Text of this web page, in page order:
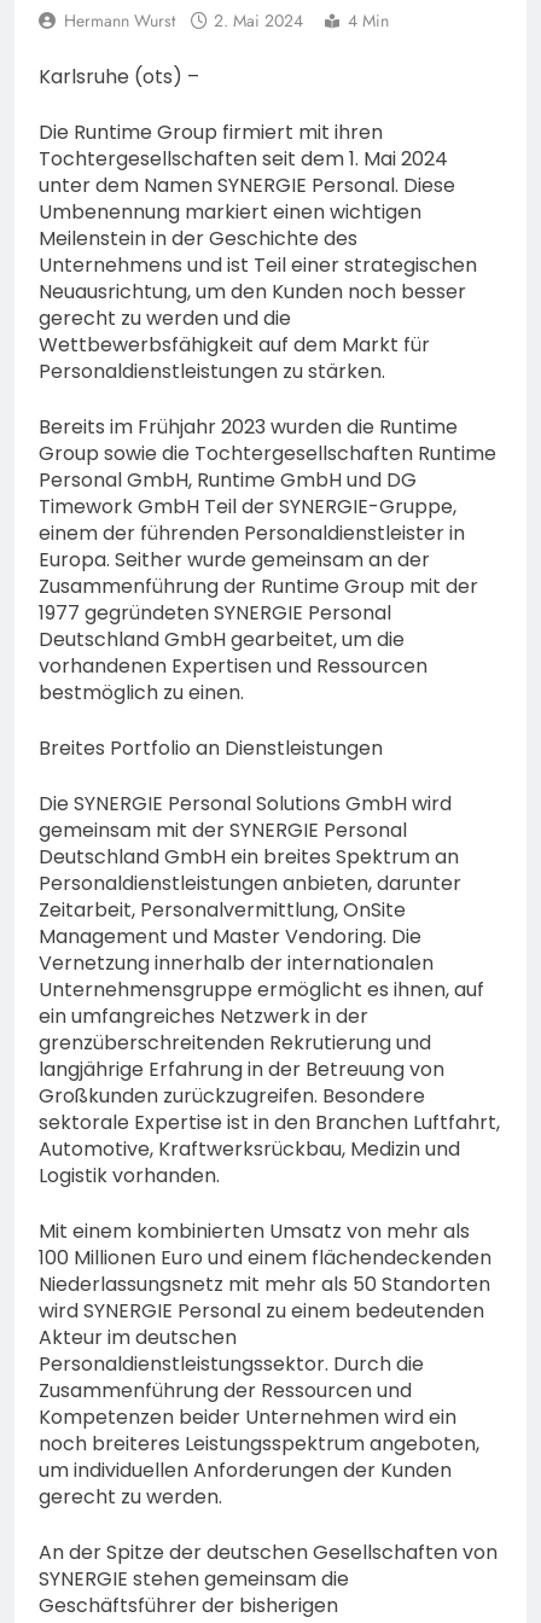
H. weiterhin vermisst –
6. August 2026
Hermann Wurst 2. Mai 2024 4 Min
Karlsruhe (ots) –
Die Runtime Group firmiert mit ihren
Tochtergesellschaften seit dem 1. Mai 2024
unter dem Namen SYNERGIE Personal. Diese
Umbenennung markiert einen wichtigen
Meilenstein in der Geschichte des
Unternehmens und ist Teil einer strategischen
Neuausrichtung, um den Kunden noch besser
gerecht zu werden und die
Wettbewerbsfähigkeit auf dem Markt für
Personaldienstleistungen zu stärken.
Bereits im Frühjahr 2023 wurden die Runtime
Group sowie die Tochtergesellschaften Runtime
Personal GmbH, Runtime GmbH und DG
Timework GmbH Teil der SYNERGIE-Gruppe,
einem der führenden Personaldienstleister in
Europa. Seither wurde gemeinsam an der
Zusammenführung der Runtime Group mit der
1977 gegründeten SYNERGIE Personal
Deutschland GmbH gearbeitet, um die
vorhandenen Expertisen und Ressourcen
bestmöglich zu einen.
Breites Portfolio an Dienstleistungen
Die SYNERGIE Personal Solutions GmbH wird
gemeinsam mit der SYNERGIE Personal
Deutschland GmbH ein breites Spektrum an
Personaldienstleistungen anbieten, darunter
Zeitarbeit, Personalvermittlung, OnSite
Management und Master Vendoring. Die
Vernetzung innerhalb der internationalen
Unternehmensgruppe ermöglicht es ihnen, auf
ein umfangreiches Netzwerk in der
grenzüberschreitenden Rekrutierung und
langjährige Erfahrung in der Betreuung von
Großkunden zurückzugreifen. Besondere
sektorale Expertise ist in den Branchen Luftfahrt,
Automotive, Kraftwerksrückbau, Medizin und
Logistik vorhanden.
Mit einem kombinierten Umsatz von mehr als
100 Millionen Euro und einem flächendeckenden
Niederlassungsnetz mit mehr als 50 Standorten
wird SYNERGIE Personal zu einem bedeutenden
Akteur im deutschen
Personaldienstleistungssektor. Durch die
Zusammenführung der Ressourcen und
Kompetenzen beider Unternehmen wird ein
noch breiteres Leistungsspektrum angeboten,
um individuellen Anforderungen der Kunden
gerecht zu werden.
An der Spitze der deutschen Gesellschaften von
SYNERGIE stehen gemeinsam die
Geschäftsführer der bisherigen